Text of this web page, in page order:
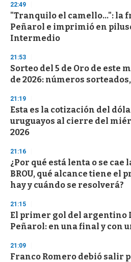
d
s
o
f
3
s
e
c
o
d
s
22:49
"Tranquilo el camello...": la
Peñarol e imprimió en
Intermedio
21:53
Sorteo del 5 de Oro de este
de 2026: números
21:19
Esta es la cotización del
uruguayos al cierre del
2026
21:16
¿Por qué está lenta o se cae
BROU, qué alcance tiene el
hay y cuándo se resolverá?
21:15
El primer gol del argentino
Peñarol: en una final y con
21:09
Franco Romero debió salir